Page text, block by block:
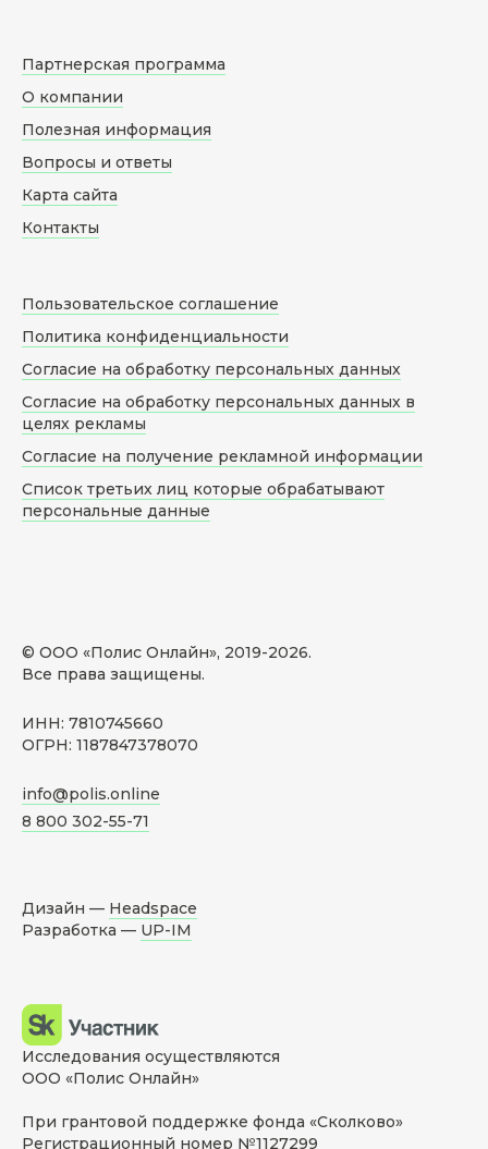
© ООО «Полис Онлайн», 2019-2026.
Все права защищены.
ИНН: 7810745660
ОГРН: 1187847378070
info@polis.online
8 800 302-55-71
Партнерская программа
О компании
Полезная информация
Вопросы и ответы
Карта сайта
Контакты
Пользовательское соглашение
Политика конфиденциальности
Согласие на обработку персональных данных
Согласие на обработку персональных данных в
целях рекламы
Согласие на получение рекламной информации
Список третьих лиц которые обрабатывают
персональные данные
Дизайн — Headspace
Разработка — UP-IM
Исследования осуществляются
ООО «Полис Онлайн»
При грантовой поддержке фонда «Сколково»
Регистрационный номер №1127299